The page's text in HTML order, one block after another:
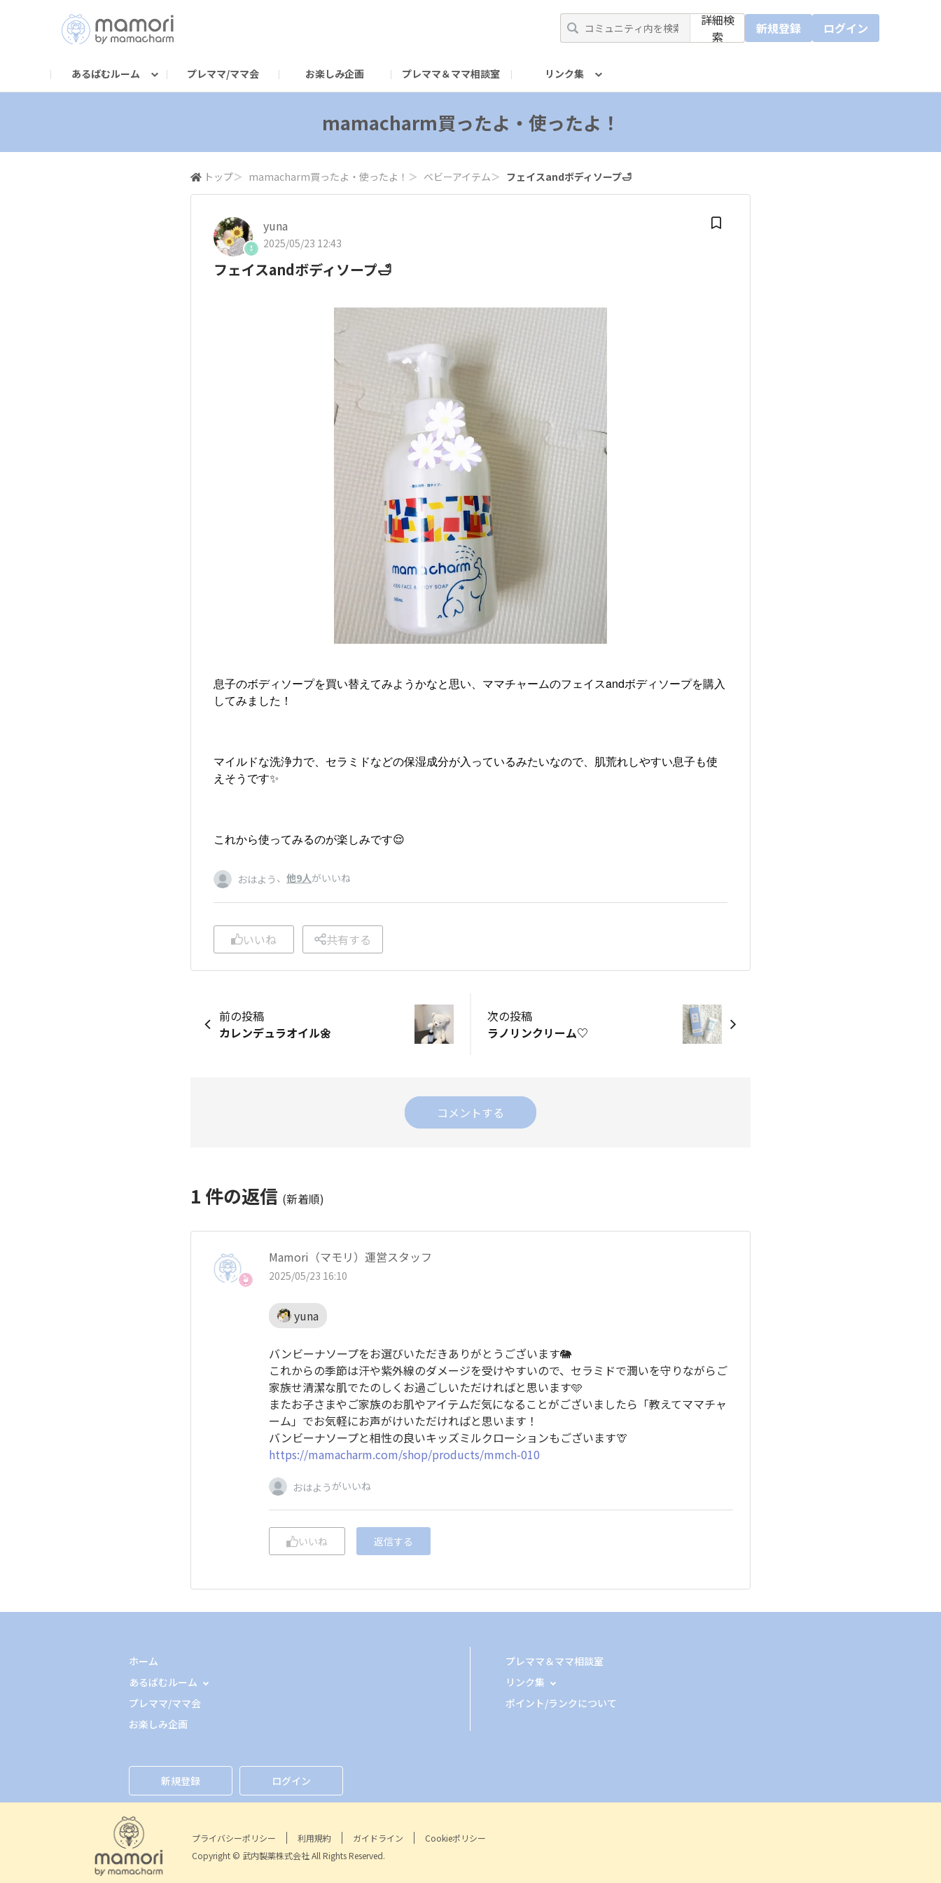
詳細検
索
新規登録 ログイン
あるばむルーム プレママ/ママ会 お楽しみ企画 プレママ＆ママ相談室 リンク集
mamacharm買ったよ・使ったよ！
トップ＞ mamacharm買ったよ・使ったよ！ ＞ ベビーアイテム＞ フェイスandボディソープ🛁
yuna
2025/05/23 12:43
フェイスandボディソープ🛁
息子のボディソープを買い替えてみようかなと思い、ママチャームのフェイスandボディソープを購入
してみました！
マイルドな洗浄力で、セラミドなどの保湿成分が入っているみたいなので、肌荒れしやすい息子も使
えそうです✨
これから使ってみるのが楽しみです😌
おはよう 、 他9人がいいね
いいね 共有する
前の投稿
カレンデュラオイル🌼
次の投稿
ラノリンクリーム♡
コメントする
1 件の返信 (新着順)
Mamori（マモリ）運営スタッフ
2025/05/23 16:10
yuna
バンビーナソープをお選びいただきありがとうございます🐘
これからの季節は汗や紫外線のダメージを受けやすいので、セラミドで潤いを守りながらご
家族せ清潔な肌でたのしくお過ごしいただければと思います🩵
またお子さまやご家族のお肌やアイテムだ気になることがございましたら「教えてママチャ
ーム」でお気軽にお声がけいただければと思います！
バンビーナソープと相性の良いキッズミルクローションもございます🦒
https://mamacharm.com/shop/products/mmch-010
おはよう がいいね
いいね 返信する
ホーム
あるばむルーム
プレママ/ママ会
お楽しみ企画
プレママ＆ママ相談室
リンク集
ポイント/ランクについて
新規登録 ログイン
プライバシーポリシー 利用規約 ガイドライン
Cookieポリシー
Copyright © 武内製薬株式会社 All Rights Reserved.